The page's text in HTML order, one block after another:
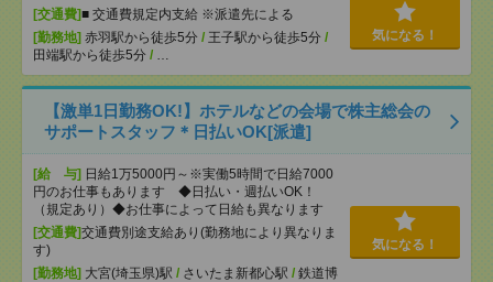
[交通費]■ 交通費規定内支給 ※派遣先による
[勤務地] 赤羽駅から徒歩5分 / 王子駅から徒歩5分 /
田端駅から徒歩5分 / …
気になる！
【激単1日勤務OK!】ホテルなどの会場で株主総会の
サポートスタッフ＊日払いOK[派遣]
[給 与] 日給1万5000円～※実働5時間で日給7000
円のお仕事もあります ◆日払い・週払いOK！
（規定あり）◆お仕事によって日給も異なります
[交通費]交通費別途支給あり(勤務地により異なりま
す)
[勤務地] 大宮(埼玉県)駅 / さいたま新都心駅 / 鉄道博
気になる！